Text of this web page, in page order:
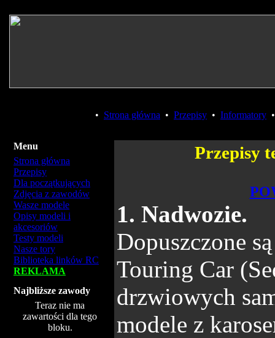
• Strona główna • Przepisy • Informatory
Menu
Strona główna
Przepisy
Dla początkujących
Zdjęcia z zawodów
Wasze modele
Opisy modeli i
akcesoriów
Testy modeli
Nasze tory
Biblioteka linków RC
REKLAMA
Najbliższe zawody
Teraz nie ma
zawartości dla tego
bloku.
Przepisy
1. Nadwozie.
Dopuszczone
Touring Car
drzwiowych
modele z